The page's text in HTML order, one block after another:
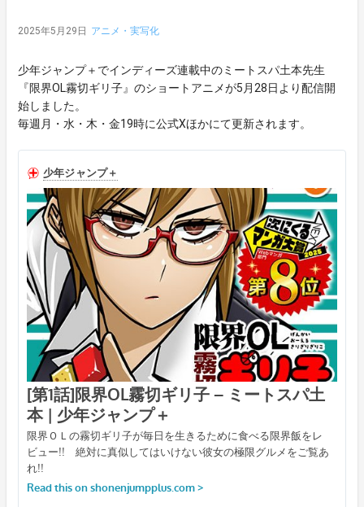
2025年5月29日 アニメ・実写化
少年ジャンプ＋でインディーズ連載中のミートスパ土本先生
『限界OL霧切ギリ子』のショートアニメが5月28日より配信開
始しました。
毎週月・水・木・金19時に公式Xほかにて更新されます。